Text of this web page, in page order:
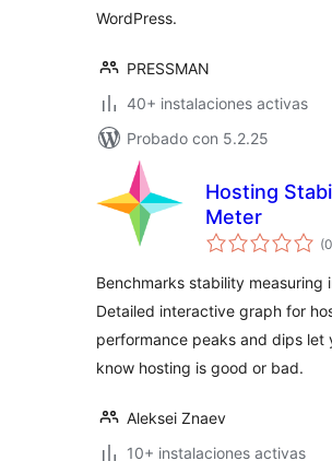
WordPress.
PRESSMAN
40+ instalaciones activas
Probado con 5.2.25
Hosting
Meter
(0
Benchmarks stability measuring
Detailed interactive graph for
performance peaks and dips let
know hosting is good or bad.
Aleksei Znaev
10+ instalaciones activas